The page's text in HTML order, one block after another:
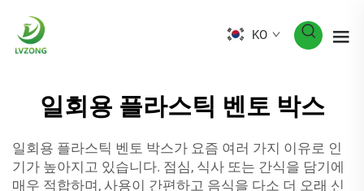
KO
일회용 플라스틱 벤토 박스
일회용 플라스틱 벤토 박스가 요즘 여러 가지 이유로 인
기가 높아지고 있습니다. 점심, 식사 또는 간식을 담기에
매우 적합하며, 사용이 간편하고 음식을 다소 더 오래 신